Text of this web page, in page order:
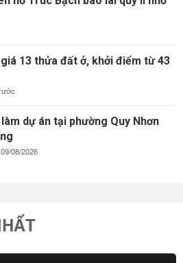
13 thửa đất ở, khởi điểm từ 43
dự án tại phường Quy Nhơn
08/2026